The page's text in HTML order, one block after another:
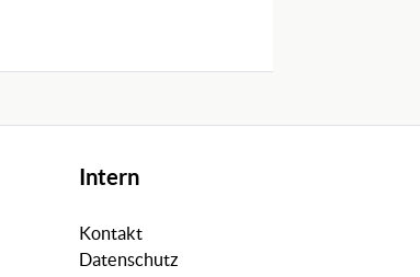
Intern
Kontakt
Datenschutz